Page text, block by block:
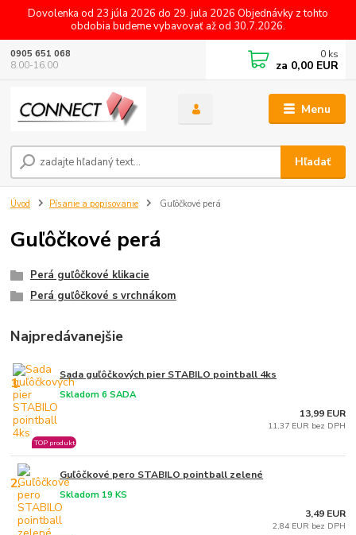
Dovolenka od 23 júla 2026 do 29. jula 2026 Objednávky z tohto
obdobia budeme vybavovať až od 30.7.2026.
Menu
Hľadať
0905 651 068
8.00-16.00
0 ks
za 0,00 EUR
Úvod Písanie a popisovanie Guľôčkové perá
Guľôčkové perá
Perá guľôčkové klikacie
Perá guľôčkové s vrchnákom
Najpredávanejšie
1. Sada guľôčkových pier STABILO pointball 4ks
Skladom 6 SADA
TOP produkt
13,99 EUR
11,37 EUR bez DPH
2. Guľôčkové pero STABILO pointball zelené
Skladom 19 KS
3,49 EUR
2,84 EUR bez DPH